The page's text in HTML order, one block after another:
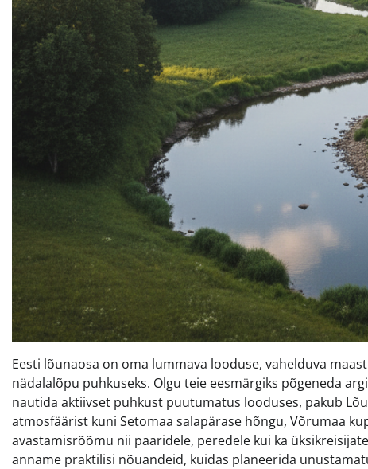
Eesti lõunaosa on oma lummava looduse, vahelduva
nädalalõpu puhkuseks. Olgu teie eesmärgiks põgeneda
nautida aktiivset puhkust puutumatus looduses, pakub
atmosfäärist kuni Setomaa salapärase hõngu, Võrumaa
avastamisrõõmu nii paaridele, peredele kui ka
anname praktilisi nõuandeid, kuidas planeerida